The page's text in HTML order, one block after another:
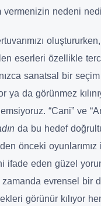
vermenizin nedeni
eserleri özellikle
sanatsal bir
ya da görünmez
“Cani” ve
da bu hedef
önceki
ifade eden güzel
zamanda evrensel bir
görünür kılıyor